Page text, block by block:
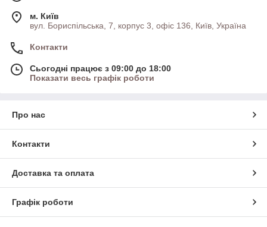
м. Київ
вул. Бориспільська, 7, корпус 3, офіс 136, Київ, Україна
Контакти
Сьогодні працює з 09:00 до 18:00
Показати весь графік роботи
Про нас
Контакти
Доставка та оплата
Графік роботи